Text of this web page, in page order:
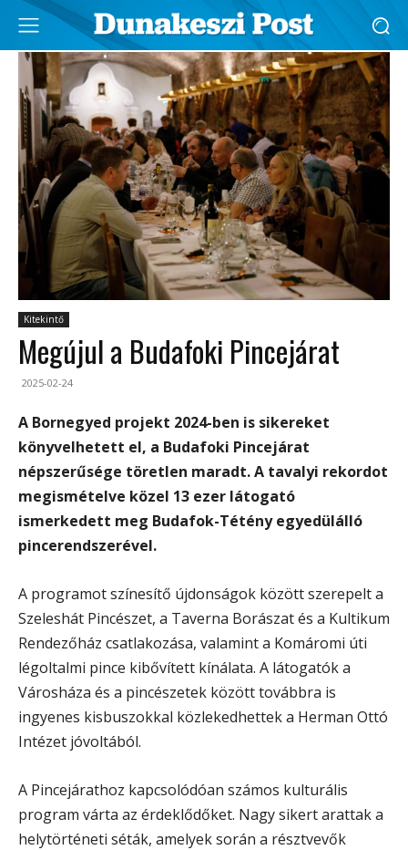
Kitekintő
Megújul a Budafoki Pincejárat
2025-02-24
A Bornegyed projekt 2024-ben is sikereket
könyvelhetett el, a Budafoki Pincejárat
népszerűsége töretlen maradt. A tavalyi rekordot
megismételve közel 13 ezer látogató
ismerkedett meg Budafok-Tétény egyedülálló
pincerendszerével.
A programot színesítő újdonságok között szerepelt a
Szeleshát Pincészet, a Taverna Borászat és a Kultikum
Rendezőház csatlakozása, valamint a Komáromi úti
légoltalmi pince kibővített kínálata. A látogatók a
Városháza és a pincészetek között továbbra is
ingyenes kisbuszokkal közlekedhettek a Herman Ottó
Intézet jóvoltából.
A Pincejárathoz kapcsolódóan számos kulturális
program várta az érdeklődőket. Nagy sikert arattak a
helytörténeti séták, amelyek során a résztvevők